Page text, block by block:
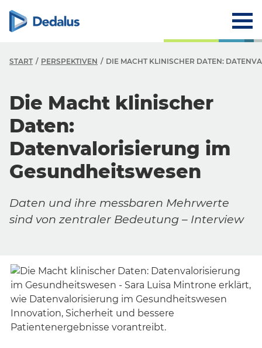
START PERSPEKTIVEN DIE MACHT KLINISCHER DATEN:
Die Macht klinischer
Daten:
Datenvalorisierung im
Gesundheitswesen
Daten und ihre messbaren Mehrwerte
sind von zentraler Bedeutung – Interview